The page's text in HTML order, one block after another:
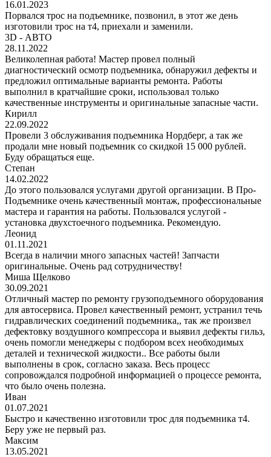
16.01.2023
Порвался трос на подъемнике, позвонил, в этот же день
изготовили трос на т4, приехали и заменили.
3D - АВТО
28.11.2022
Великолепная работа! Мастер провел полный
диагностический осмотр подъемника, обнаружил дефекты и
предложил оптимальные варианты ремонта. Работы
выполнил в кратчайшие сроки, использовал только
качественные инструменты и оригинальные запасные части.
Кирилл
22.09.2022
Провели 3 обслуживания подъемника Нордберг, а так же
продали мне новый подъемник со скидкой 15 000 рублей.
Буду обращаться еще.
Степан
14.02.2022
До этого пользовался услугами другой организации. В Про-
Подъемнике очень качественный монтаж, профессиональные
мастера и гарантия на работы. Пользовался услугой -
установка двухстоечного подъемника. Рекомендую.
Леонид
01.11.2021
Всегда в наличии много запасных частей! Запчасти
оригинальные. Очень рад сотрудничеству!
Миша Щелково
30.09.2021
Отличный мастер по ремонту грузоподъемного оборудования
для автосервиса. Провел качественный ремонт, устранил течь
гидравлических соединений подъемника,, так же произвел
дефектовку воздушного компрессора и выявил дефекты гильз,
очень помогли менеджеры с подбором всех необходимых
деталей и технической жидкости.. Все работы были
выполнены в срок, согласно заказа. Весь процесс
сопровождался подробной информацией о процессе ремонта,
что было очень полезна.
Иван
01.07.2021
Быстро и качественно изготовили трос для подъемника т4.
Беру уже не первый раз.
Максим
13.05.2021